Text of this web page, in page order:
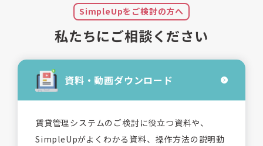
SimpleUpをご検討の方へ
私たちにご相談ください
資料・動画ダウンロード
賃貸管理システムのご検討に役立つ資料や、
SimpleUpがよくわかる資料、操作方法の説明動